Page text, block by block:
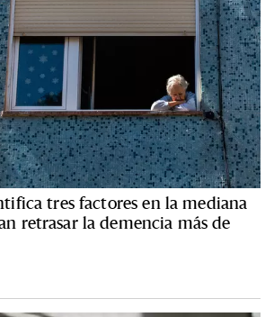
tres factores en la mediana
retrasar la demencia más de